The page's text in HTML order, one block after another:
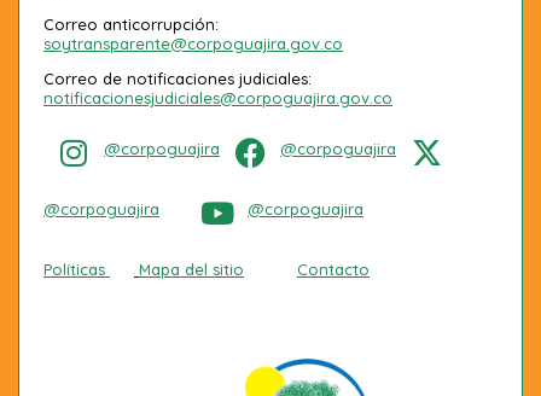
Correo anticorrupción:
soytransparente@corpoguajira.gov.co
Correo de notificaciones judiciales:
notificacionesjudiciales@corpoguajira.gov.co
@corpoguajira @corpoguajira
@corpoguajira @corpoguajira
Políticas Mapa del sitio Contacto